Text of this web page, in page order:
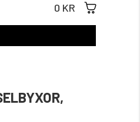
0 KR